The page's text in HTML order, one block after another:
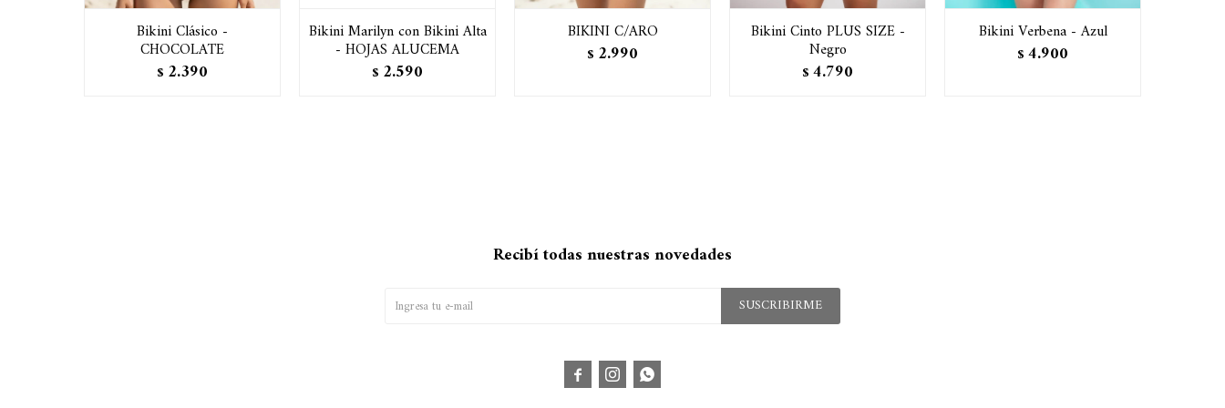
Bikini Clásico -
CHOCOLATE
$ 2.390
Bikini Marilyn con Bikini Alta
- HOJAS ALUCEMA
$ 2.590
BIKINI C/ARO
$ 2.990
Bikini Cinto PLUS SIZE -
Negro
$ 4.790
Bikini Verbena - Azul
$ 4.900
Recibí todas nuestras novedades
SUSCRIBIRME
  